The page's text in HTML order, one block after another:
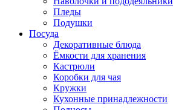
Пледы
Подушки
Посуда
Декоративные блюда
Ёмкости для хранения
Кастрюли
Коробки для чая
Кружки
Кухонные принадлежности